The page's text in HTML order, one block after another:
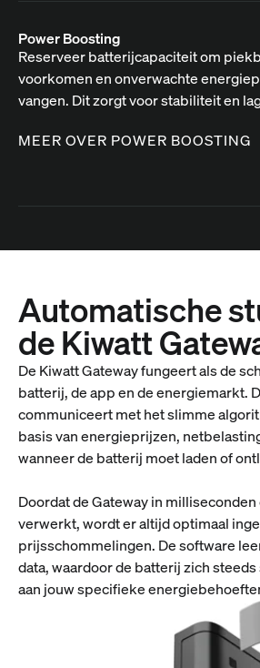
Power Boosting
Reserveer batterijcapaciteit om
voorkomen en onverwachte
vangen. Dit zorgt voor stabiliteit en
MEER OVER POWER BOOSTING
Automatische
de Kiwatt
De Kiwatt Gateway fungeert als de
batterij, de app en de energiemarkt.
communiceert met het slimme
basis van energieprijzen,
wanneer de batterij moet laden of
Doordat de Gateway in
verwerkt, wordt er altijd optimaal
prijsschommelingen. De software
data, waardoor de batterij zich
aan jouw specifieke